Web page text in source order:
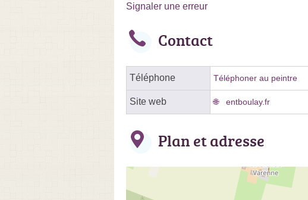
Signaler une erreur
Contact
Téléphone Téléphoner au peintre
Site web entboulay.fr
Plan et adresse